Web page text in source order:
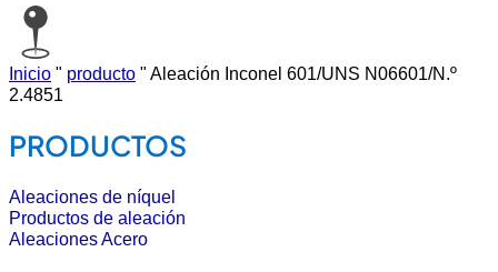
Inicio " producto " Aleación Inconel 601/UNS N06601/N.º
2.4851
PRODUCTOS
Aleaciones de níquel
Productos de aleación
Aleaciones Acero